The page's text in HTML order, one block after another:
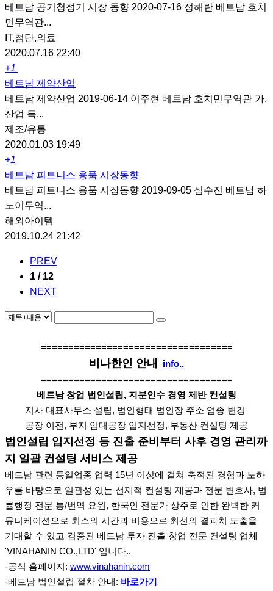
베트남 공기청정기 시장 동향 2020-07-16 정해란 베트남 호치
민무역관...
IT,첨단,의료
2020.07.16 22:40
+1
베트남 제약산업
베트남 제약산업 2019-06-14 이주현 베트남 호치민무역관 가.
산업 특...
제조/유통
2020.01.03 19:49
+1
베트남 피트니스 용품 시장동향
베트남 피트니스 용품 시장동향 2019-09-05 심수진 베트남 하
노이무역...
해외아이템
2019.10.24 21:42
PREV
1 / 12
NEXT
===================================
비나한인 안내
info..
===================================
베트남 창업 법인설립, 지분인수 경영 제반 컨설팅
지사 대표사무소 설립, 법인형태 법인장 주소 업종 변경
공장 이전, 부지 임대공장 입지선정, 부동산 컨설팅 제공
법인설립 입지선정 등 진출 준비부터 사후 경영 관리까
지 일괄 컨설팅 서비스 제공
베트남 관련 동일업종 업력 15년 이상에 걸쳐 축적된 경험과 노하
우를 바탕으로 일관성 있는 선제적 컨설팅 제공과 전문 변호사, 법
률행정 전문 통/번역 요원, 한국인 전문가 상주로 인한 완벽한 커
뮤니케이션으로 최소의 시간과 비용으로 최선의 결과치 도출을
기대할 수 있고 검증된 베트남 투자 진출 창업 전문 컨설팅 업체
'VINAHANIN CO.,LTD' 입니다..
-공식 홈페이지: www.vinahanin.com
-베트남 법인설립 절차 안내: 바로가기